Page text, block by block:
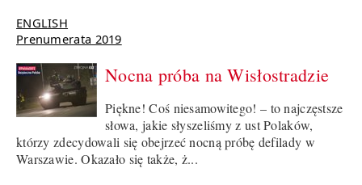
ENGLISH
Prenumerata 2019
Nocna próba na Wisłostradzie
Piękne! Coś niesamowitego! – to najczęstsze
słowa, jakie słyszeliśmy z ust Polaków,
którzy zdecydowali się obejrzeć nocną próbę defilady w
Warszawie. Okazało się także, ż...